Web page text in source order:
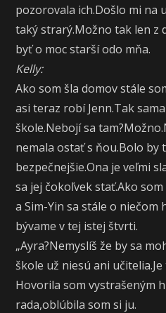
pozorovala ich.Došlo mi na
taký strarý.Možno tak len z
byť o moc starší odo mňa.
Kelly:
Ako som šla domov stále
asi teraz robí Jenn.Tak
škole.Nebojí sa
nemala ostať s ňou.Bolo by
bezpečnejšie.Ona je veľmi
sa jej čokoľvek stať.Ako
a Sim-Yin sa stále o niečom
bývame v tej istej štvrti.
„Ayra?Nemyslíš že by sa
škole už niesú ani
Hovorila som vystrašeným
rada,oblúbila som si ju.